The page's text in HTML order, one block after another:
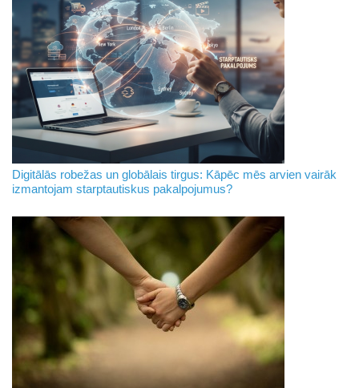
Digitālās robežas un globālais tirgus: Kāpēc mēs arvien vairāk
izmantojam starptautiskus pakalpojumus?